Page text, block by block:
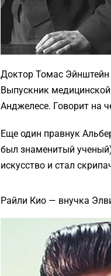
Доктор Томас Эйнштейн
Выпускник
Анджелесе. Говорит на
Еще один правнук
был знаменитый
искусство и стал
Райли Кио — внучка